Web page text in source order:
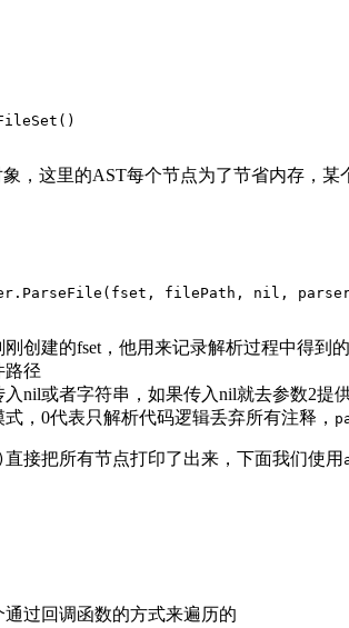
，这里的AST每个节点为了节省内存，
filePath, nil,
创建的fset，他用来记录解析过程中得到
路径
nil或者字符串，如果传入nil就去参数2
，0代表只解析代码逻辑丢弃所有注释，
直接把所有节点打印了出来，下面我们使用
通过回调函数的方式来遍历的